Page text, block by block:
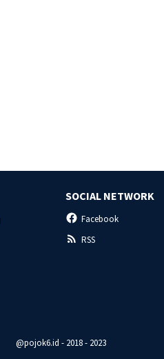
SOCIAL NETWORK
Facebook
RSS
@pojok6.id - 2018 - 2023